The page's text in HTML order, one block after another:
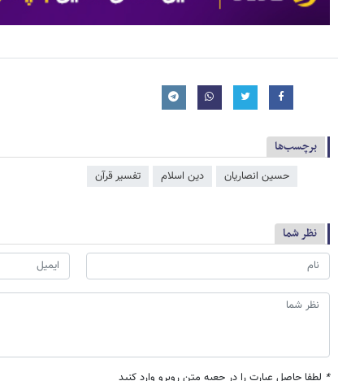
برچسب‌ها
حسین انصاریان دین اسلام تفسیر قرآن
نظر شما
* لطفا حاصل عبارت را در جعبه متن روبرو وارد کنید